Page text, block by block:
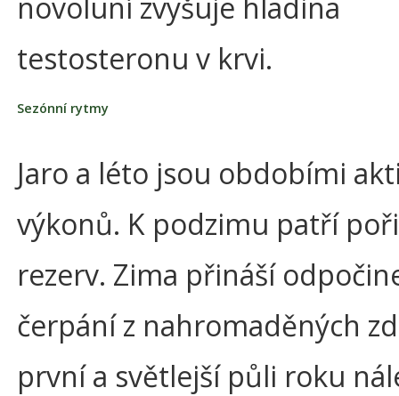
novoluní zvyšuje hladina
testosteronu v krvi.
Sezónní rytmy
Jaro a léto jsou obdobími
výkonů. K podzimu patří
rezerv. Zima přináší
čerpání z nahromaděných
první a světlejší půli roku